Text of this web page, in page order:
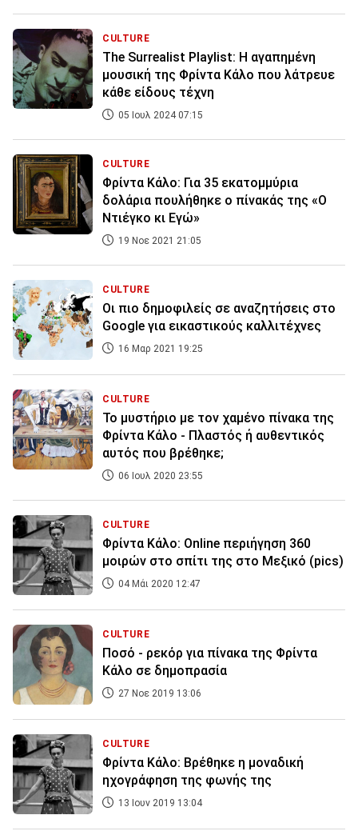
CULTURE
The Surrealist Playlist: Η αγαπημένη
μουσική της Φρίντα Κάλο που λάτρευε
κάθε είδους τέχνη
05 Ιουλ 2024 07:15
CULTURE
Φρίντα Κάλο: Για 35 εκατομμύρια
δολάρια πουλήθηκε ο πίνακάς της «Ο
Ντιέγκο κι Εγώ»
19 Νοε 2021 21:05
CULTURE
Οι πιο δημοφιλείς σε αναζητήσεις στο
Google για εικαστικούς καλλιτέχνες
16 Μαρ 2021 19:25
CULTURE
Το μυστήριο με τον χαμένο πίνακα της
Φρίντα Κάλο - Πλαστός ή αυθεντικός
αυτός που βρέθηκε;
06 Ιουλ 2020 23:55
CULTURE
Φρίντα Κάλο: Online περιήγηση 360
μοιρών στο σπίτι της στο Μεξικό (pics)
04 Μάι 2020 12:47
CULTURE
Ποσό - ρεκόρ για πίνακα της Φρίντα
Κάλο σε δημοπρασία
27 Νοε 2019 13:06
CULTURE
Φρίντα Κάλο: Βρέθηκε η μοναδική
ηχογράφηση της φωνής της
13 Ιουν 2019 13:04